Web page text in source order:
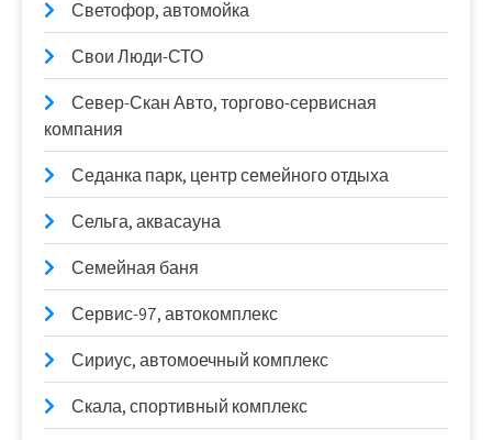
Светофор, автомойка
Свои Люди-СТО
Север-Скан Авто, торгово-сервисная
компания
Седанка парк, центр семейного отдыха
Сельга, аквасауна
Семейная баня
Сервис-97, автокомплекс
Сириус, автомоечный комплекс
Скала, спортивный комплекс